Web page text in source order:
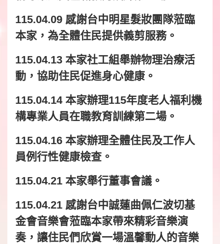
115.04.09 感謝台中明星髮妝團隊蒞臨
本家，為全體住民提供義剪服務。
115.04.13 本家社工組舉辦物理治療活
動，協助住民促進身心健康。
115.04.14 本家辦理115年度老人福利機
構專業人員在職教育訓練第二場。
115.04.16 本家辦理全體住民及工作人
員例行性健康檢查。
115.04.21 本家舉行董事會議。
115.04.21 感謝台中誠蓮曲佩仁波切基
金會音樂會蒞臨本家帶來精彩音樂演
奏，讓住民們欣賞一場溫馨動人的音樂